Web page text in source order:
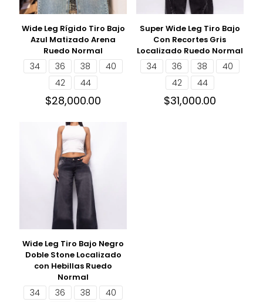
Wide Leg Rígido Tiro Bajo
Azul Matizado Arena
Ruedo Normal
34 36 38
40
42
44
$28,000.00
Super Wide Leg Tiro Bajo
Con Recortes Gris
Localizado Ruedo Normal
34 36 38
40
42
44
$31,000.00
Wide Leg Tiro Bajo Negro
Doble Stone Localizado
con Hebillas Ruedo
Normal
34 36 38
40